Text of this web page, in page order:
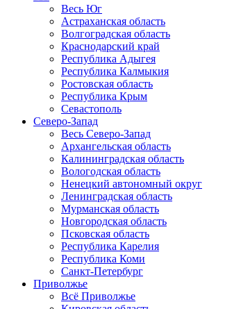
Весь Юг
Астраханская область
Волгоградская область
Краснодарский край
Республика Адыгея
Республика Калмыкия
Ростовская область
Республика Крым
Севастополь
Северо-Запад
Весь Северо-Запад
Архангельская область
Калининградская область
Вологодская область
Ненецкий автономный округ
Ленинградская область
Мурманская область
Новгородская область
Псковская область
Республика Карелия
Республика Коми
Санкт-Петербург
Приволжье
Всё Приволжье